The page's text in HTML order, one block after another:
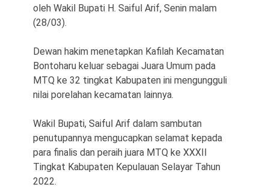
oleh Wakil Bupati H. Saiful Arif, Senin malam
(28/03).
Dewan hakim menetapkan Kafilah Kecamatan
Bontoharu keluar sebagai Juara Umum pada
MTQ ke 32 tingkat Kabupaten ini mengungguli
nilai porelahan kecamatan lainnya.
Wakil Bupati, Saiful Arif dalam sambutan
penutupannya mengucapkan selamat kepada
para finalis dan peraih juara MTQ ke XXXII
Tingkat Kabupaten Kepulauan Selayar Tahun
2022.